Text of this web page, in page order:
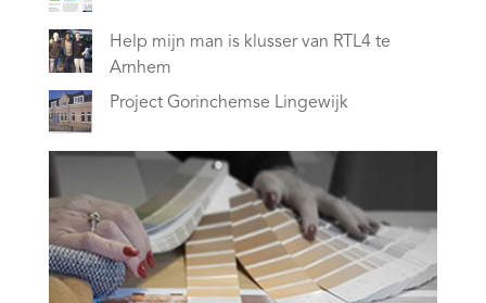
Help mijn man is klusser van RTL4 te
Arnhem
Project Gorinchemse Lingewijk